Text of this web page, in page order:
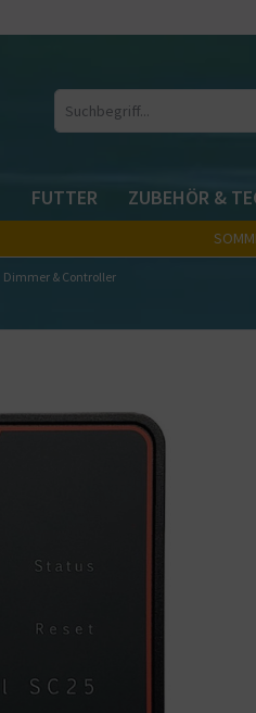
FUTTER ZUBEHÖR &
Dimmer & Controller